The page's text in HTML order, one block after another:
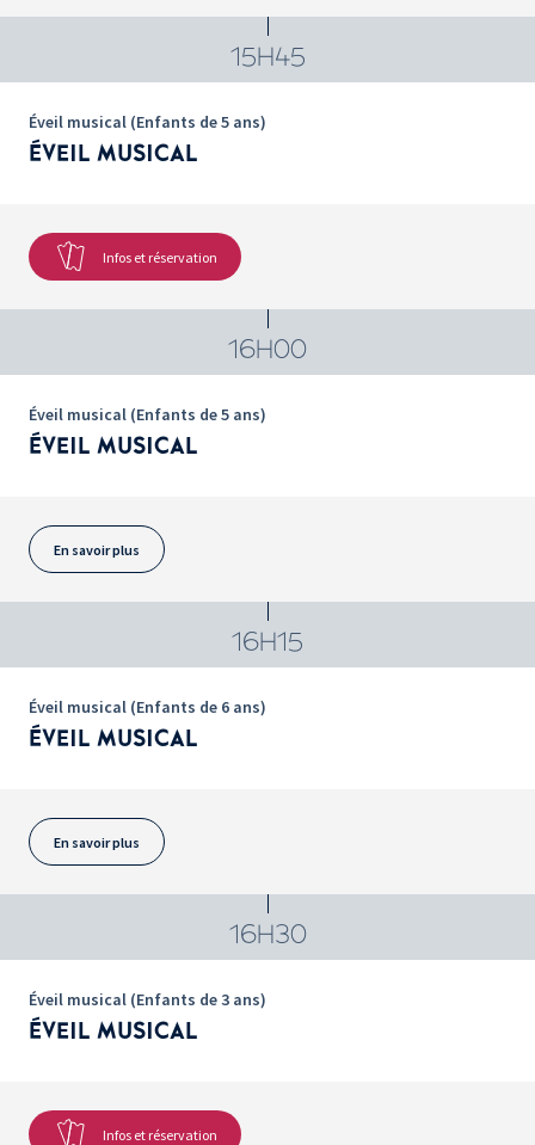
15H45
Éveil musical (Enfants de 5 ans)
ÉVEIL MUSICAL
Infos et réservation
16H00
Éveil musical (Enfants de 5 ans)
ÉVEIL MUSICAL
En savoir plus
16H15
Éveil musical (Enfants de 6 ans)
ÉVEIL MUSICAL
En savoir plus
16H30
Éveil musical (Enfants de 3 ans)
ÉVEIL MUSICAL
Infos et réservation